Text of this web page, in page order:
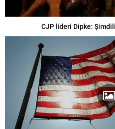
CJP lideri Dipke: